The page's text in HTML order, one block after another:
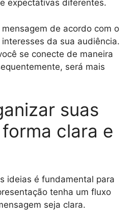
expectativas diferentes.
de acordo com o
da sua audiência.
se conecte de maneira
será mais
suas
clara e
ideias é fundamental para
tenha um fluxo
seja clara.